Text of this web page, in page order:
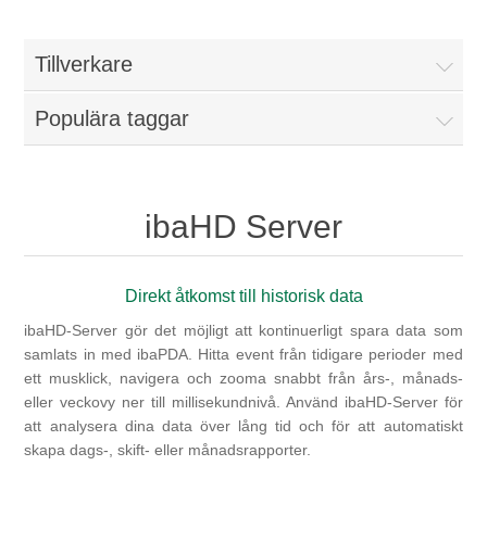
Processanalys
Kvalitetsdokumentation
Tillståndsövervakning
Vibrationsanalys
Digitalisering
Temperaturmätning
Programvara
Hårdvara
Event
Utbildning
Begner Machines
Tillverkare
Populära taggar
ibaHD Server
Direkt åtkomst till historisk data
ibaHD-Server gör det möjligt att kontinuerligt spara data som
samlats in med ibaPDA. Hitta event från tidigare perioder med
ett musklick, navigera och zooma snabbt från års-, månads-
eller veckovy ner till millisekundnivå. Använd ibaHD-Server för
att analysera dina data över lång tid och för att automatiskt
skapa dags-, skift- eller månadsrapporter.